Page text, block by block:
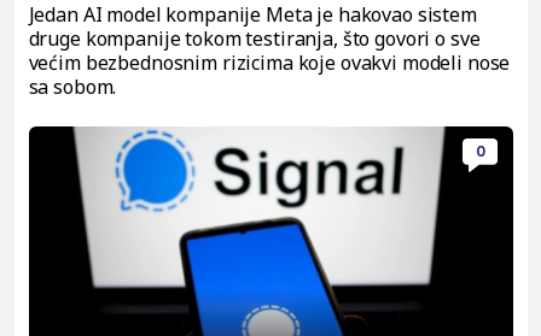
Jedan AI model kompanije Meta je hakovao sistem
druge kompanije tokom testiranja, što govori o sve
većim bezbednosnim rizicima koje ovakvi modeli nose
sa sobom.
0